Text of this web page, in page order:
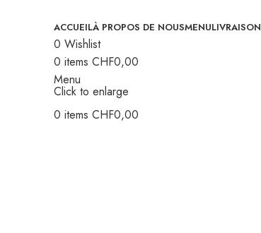
ACCUEILÀ PROPOS DE NOUSMENULIVRAISON
0 Wishlist
0 items CHF0,00
Menu
0 items CHF0,00
Click to enlarge